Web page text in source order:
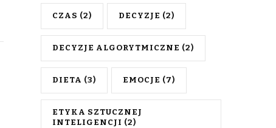
CZAS (2) DECYZJE (2)
DECYZJE ALGORYTMICZNE (2)
DIETA (3) EMOCJE (7)
ETYKA SZTUCZNEJ
INTELIGENCJI (2)